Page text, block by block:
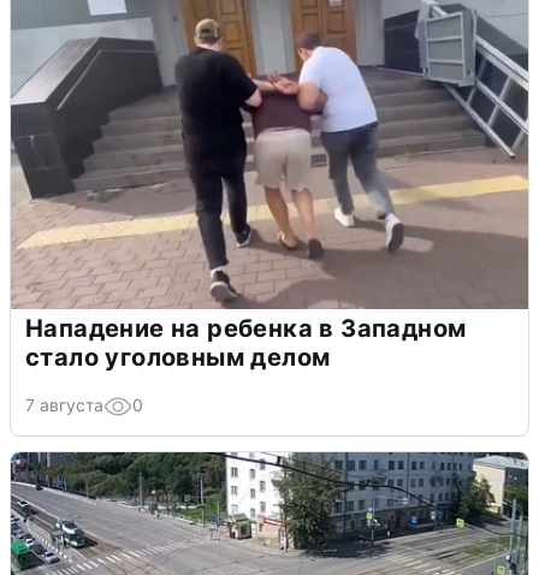
Нападение на ребенка в Западном
стало уголовным делом
7 августа 0